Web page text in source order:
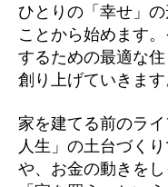
ひとりの「幸せ」
ことから始めます
するための最適な住
創り上げていきます
家を建てる前のラ
人生」の土台づく
や、お金の動きをし